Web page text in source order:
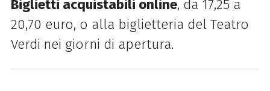
Biglietti acquistabili online, da 17,25 a
20,70 euro, o alla biglietteria del Teatro
Verdi nei giorni di apertura.